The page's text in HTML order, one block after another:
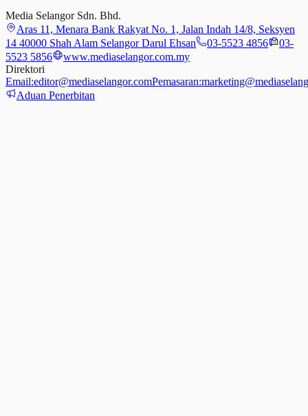
Media Selangor Sdn. Bhd.
Aras 11, Menara Bank Rakyat No. 1, Jalan Indah 14/8, Seksyen
14 40000 Shah Alam Selangor Darul Ehsan
03-5523 4856
03-
5523 5856
www.mediaselangor.com.my
Direktori
Email:editor@mediaselangor.comPemasaran:
Aduan Penerbitan